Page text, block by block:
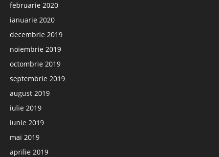
februarie 2020
ianuarie 2020
decembrie 2019
noiembrie 2019
octombrie 2019
septembrie 2019
august 2019
iulie 2019
iunie 2019
mai 2019
aprilie 2019